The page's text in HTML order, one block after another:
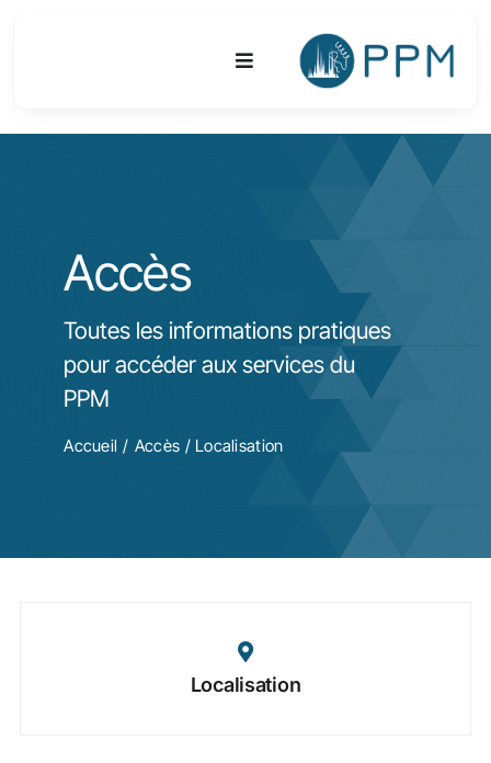
Toggle
Navigation
Equipements & Technologies
R&D
Accès
Accès
Toutes les informations pratiques
pour accéder aux services du
PPM
Accueil Accès / Localisation
Localisation